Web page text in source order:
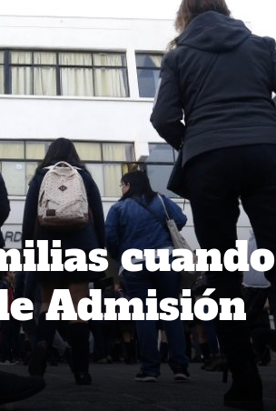
cuando
Admisión